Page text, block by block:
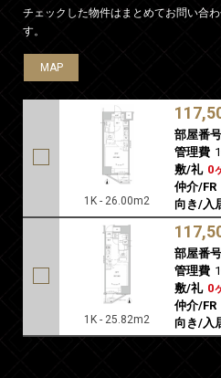
チェックした物件はまとめてお問い合
す。
MAP
1K - 26.00m2
部屋番号
管理費
敷/礼 0
仲介/FR
向き/入
MAP
1K - 25.82m2
部屋番号
管理費
敷/礼 0
仲介/FR
向き/入